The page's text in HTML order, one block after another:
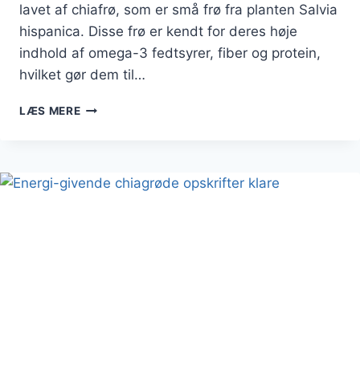
lavet af chiafrø, som er små frø fra planten Salvia
hispanica. Disse frø er kendt for deres høje
indhold af omega-3 fedtsyrer, fiber og protein,
hvilket gør dem til…
LÆS MERECHIAGRØD
HIMMELSK